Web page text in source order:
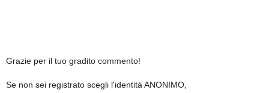
Grazie per il tuo gradito commento!
Se non sei registrato scegli l'identità ANONIMO,